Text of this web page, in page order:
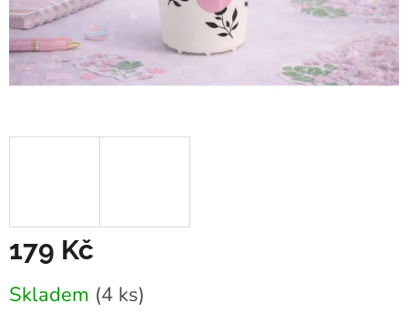
179 Kč
cena:
Skladem (4 ks)